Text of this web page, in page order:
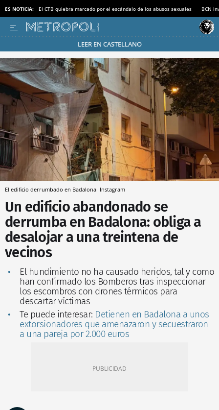
ES NOTICIA: El CTB quiebra marcado por el escándalo de los abusos sexuales BCN
LEER EN CASTELLANO
Pásate al MODO AHORRO
El edificio derrumbado en Badalona Instagram
Un edificio abandonado se
derrumba en Badalona: obliga a
desalojar a una treintena de
vecinos
El hundimiento no ha causado heridos, tal y como
han confirmado los Bomberos tras inspeccionar
los escombros con drones térmicos para
descartar víctimas
Te puede interesar: Detienen en Badalona a unos
extorsionadores que amenazaron y secuestraron
a una pareja por 2.000 euros